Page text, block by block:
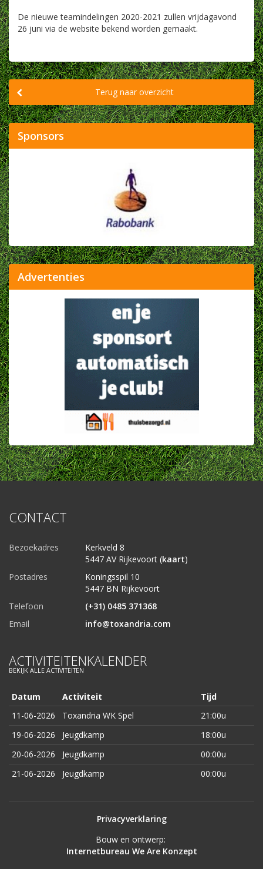
De nieuwe teamindelingen 2020-2021 zullen vrijdagavond
26 juni via de website bekend worden gemaakt.
Terug naar overzicht
Sponsors
Advertenties
CONTACT
Bezoekadres
Kerkveld 8
5447 AV Rijkevoort (kaart)
Postadres
Koningsspil 10
5447 BN Rijkevoort
Telefoon
(+31) 0485 371368
Email
info@toxandria.com
ACTIVITEITENKALENDER
BEKIJK ALLE ACTIVITEITEN
Datum Activiteit
Tijd
11-06-2026
Toxandria WK Spel
21:00u
19-06-2026
Jeugdkamp
18:00u
20-06-2026
Jeugdkamp
00:00u
21-06-2026
Jeugdkamp 00:00u
Privacyverklaring
Bouw en ontwerp:
Internetbureau We Are Konzept